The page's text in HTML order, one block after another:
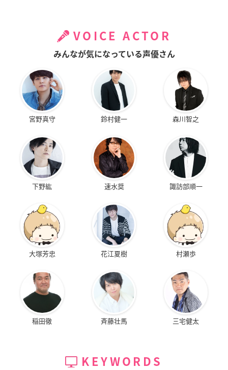
VOICE ACTOR
みんなが気になっている声優さん
宮野真守 鈴村健一 森川智之
下野紘 速水奨 諏訪部順一
大塚芳忠 花江夏樹 村瀬歩
稲田徹 斉藤壮馬 三宅健太
KEYWORDS